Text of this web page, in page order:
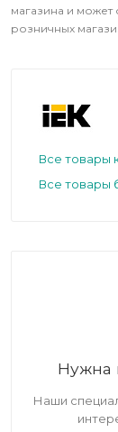
магазина и может
розничных
Все товары
Все товары
Нужна
Наши